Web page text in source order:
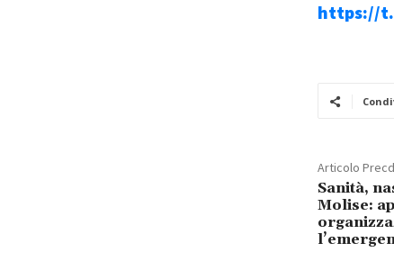
https://
Articolo
Sanità,
Molise: